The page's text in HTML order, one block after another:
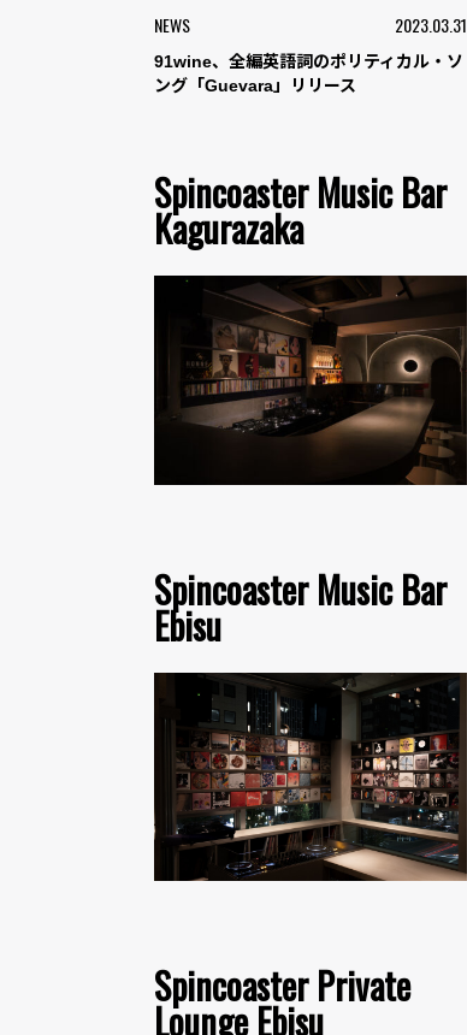
NEWS 2023.03.31
91wine、全編英語詞のポリティカル・ソ
ング「Guevara」リリース
Spincoaster Music Bar
Kagurazaka
Spincoaster Music Bar
Ebisu
Spincoaster Private
Lounge Ebisu